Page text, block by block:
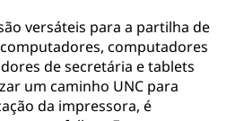
versáteis para a partilha de
computadores
de secretária e tablets
um caminho UNC para
da impressora, é